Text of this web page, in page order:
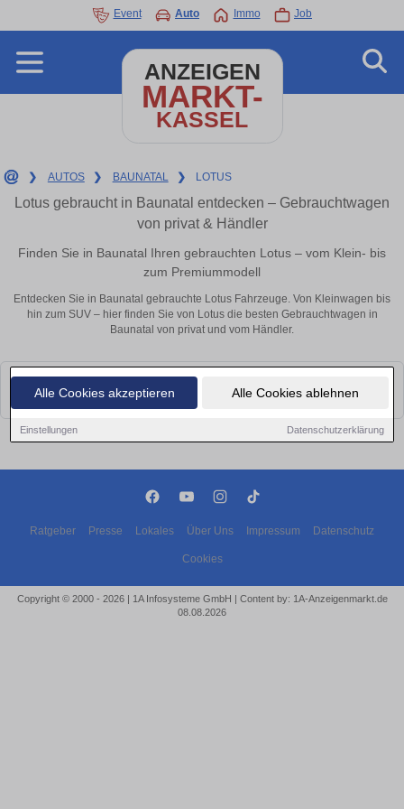
Alle Cookies akzeptieren Alle Cookies ablehnen
Einstellungen Datenschutzerklärung
Event Auto Immo Job
ANZEIGEN
MARKT-
KASSEL
❯ AUTOS ❯ BAUNATAL ❯ LOTUS
Lotus gebraucht in Baunatal entdecken – Gebrauchtwagen
von privat & Händler
Finden Sie in Baunatal Ihren gebrauchten Lotus – vom Klein- bis
zum Premiummodell
Entdecken Sie in Baunatal gebrauchte Lotus Fahrzeuge. Von Kleinwagen bis
hin zum SUV – hier finden Sie von Lotus die besten Gebrauchtwagen in
Baunatal von privat und vom Händler.
Leider konnten wir derzeit keine passenden Autos finden. Schauen Sie
bald wieder vorbei!
Ratgeber Presse Lokales Über Uns Impressum Datenschutz
Cookies
Copyright © 2000 - 2026 | 1A Infosysteme GmbH | Content by: 1A-Anzeigenmarkt.de
08.08.2026